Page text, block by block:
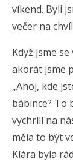
víkend. Byli
večer na
Když jsme
akorát jsme
„Ahoj, kde
bábince? To
vychrlil na
měla to být
Klára byla